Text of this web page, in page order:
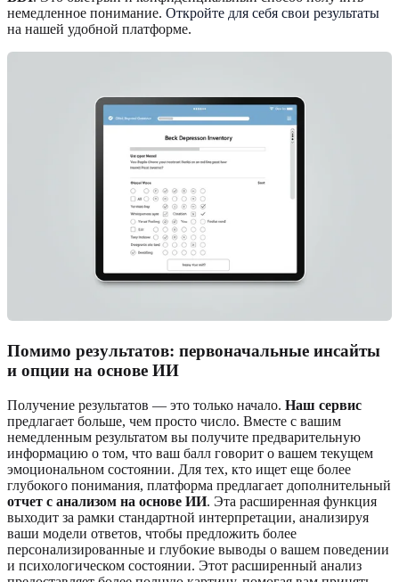
немедленное понимание. Откройте для себя свои результаты
на нашей удобной платформе.
Помимо результатов: первоначальные инсайты
и опции на основе ИИ
Получение результатов — это только начало. Наш сервис
предлагает больше, чем просто число. Вместе с вашим
немедленным результатом вы получите предварительную
информацию о том, что ваш балл говорит о вашем текущем
эмоциональном состоянии. Для тех, кто ищет еще более
глубокого понимания, платформа предлагает дополнительный
отчет с анализом на основе ИИ. Эта расширенная функция
выходит за рамки стандартной интерпретации, анализируя
ваши модели ответов, чтобы предложить более
персонализированные и глубокие выводы о вашем поведении
и психологическом состоянии. Этот расширенный анализ